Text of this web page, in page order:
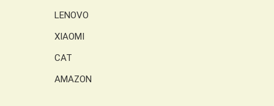
LENOVO
XIAOMI
CAT
AMAZON